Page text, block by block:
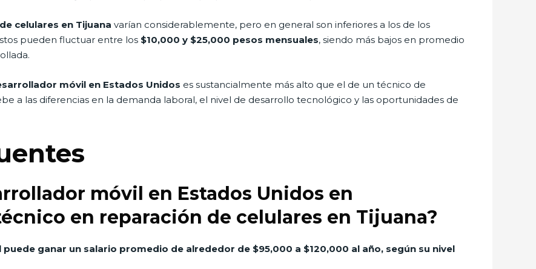
celulares en Tijuana varían considerablemente, pero en general son inferiores a los de los
pueden fluctuar entre los $10,000 y $25,000 pesos mensuales, siendo más bajos en promedio
móvil en Estados Unidos es sustancialmente más alto que el de un técnico de
a las diferencias en la demanda laboral, el nivel de desarrollo tecnológico y las oportunidades de
móvil en Estados Unidos en
en reparación de celulares en Tijuana?
ganar un salario promedio de alrededor de $95,000 a $120,000 al año, según su nivel